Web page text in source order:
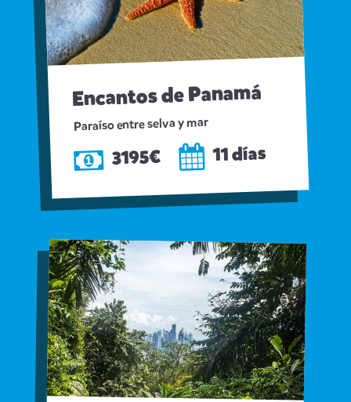
Encantos de Panamá
Paraíso entre selva y mar
3195€ 11 días